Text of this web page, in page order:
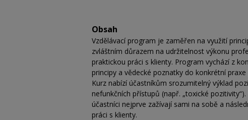
Obsah
Vzdělávací program je zaměřen na využití
zvláštním důrazem na udržitelnost výkonu
praktickou práci s klienty. Program vychází z
principy a vědecké poznatky do konkrétní
Kurz nabízí účastníkům srozumitelný výklad
nefunkčních přístupů (např. „toxické
účastníci nejprve zažívají sami na sobě a
práci s klienty.